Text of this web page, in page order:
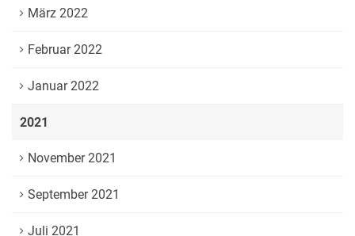
März 2022
Februar 2022
Januar 2022
2021
November 2021
September 2021
Juli 2021